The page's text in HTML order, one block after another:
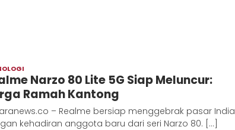
Metaranews
Narzo 80 Lite 5G Siap Meluncur:
Ramah Kantong
– Realme bersiap menggebrak pasar India
kehadiran anggota baru dari seri Narzo 80. […]